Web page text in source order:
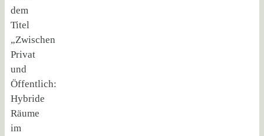
dem
Titel
„Zwischen
Privat
und
Öffentlich:
Hybride
Räume
im